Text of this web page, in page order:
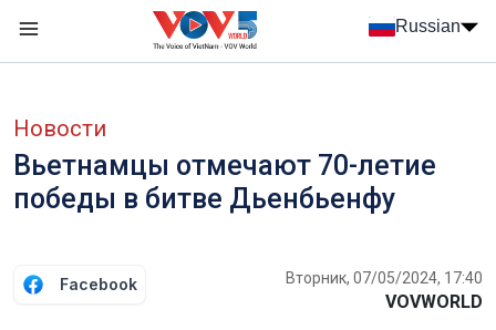
Russian
Новости
Вьетнамцы отмечают 70-летие
победы в битве Дьенбьенфу
Facebook Вторник, 07/05/2024, 17:40
VOVWORLD